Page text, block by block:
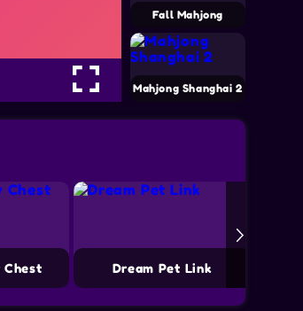
Fall Mahjong
Mahjong Shanghai 2
Chest Dream Pet Link